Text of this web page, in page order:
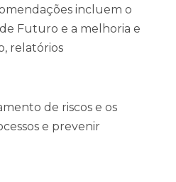
incluem o
Futuro e a melhoria e
relatórios
de riscos e os
e prevenir